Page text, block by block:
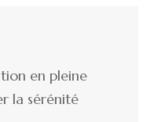
en pleine
la sérénité